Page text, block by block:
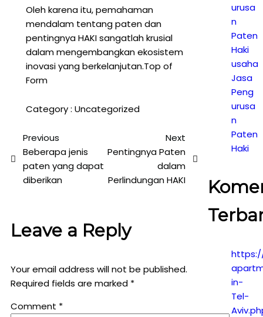
Oleh karena itu, pemahaman
mendalam tentang paten dan
pentingnya HAKI sangatlah krusial
dalam mengembangkan ekosistem
inovasi yang berkelanjutan.Top of
Form
Category : Uncategorized
Previous
Beberapa jenis
paten yang dapat
diberikan
Next
Pentingnya Paten
dalam
Perlindungan HAKI
Leave a Reply
Your email address will not be published.
Required fields are marked *
Comment *
urusa
n
Paten
Haki
usaha
Jasa
Peng
urusa
n
Paten
Haki
in-
Tel-